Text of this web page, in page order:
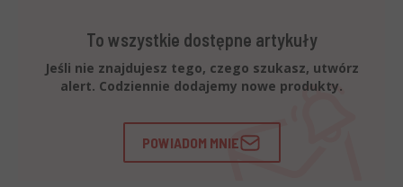
To wszystkie dostępne artykuły
Jeśli nie znajdujesz tego, czego szukasz, utwórz
alert. Codziennie dodajemy nowe produkty.
POWIADOM MNIE